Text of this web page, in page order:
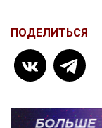
ПОДЕЛИТЬСЯ